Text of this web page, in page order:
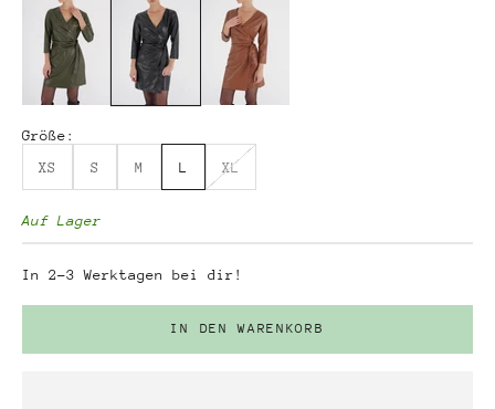
Größe:
XS
S M L XL
Auf Lager
In 2-3 Werktagen bei dir!
IN DEN WARENKORB